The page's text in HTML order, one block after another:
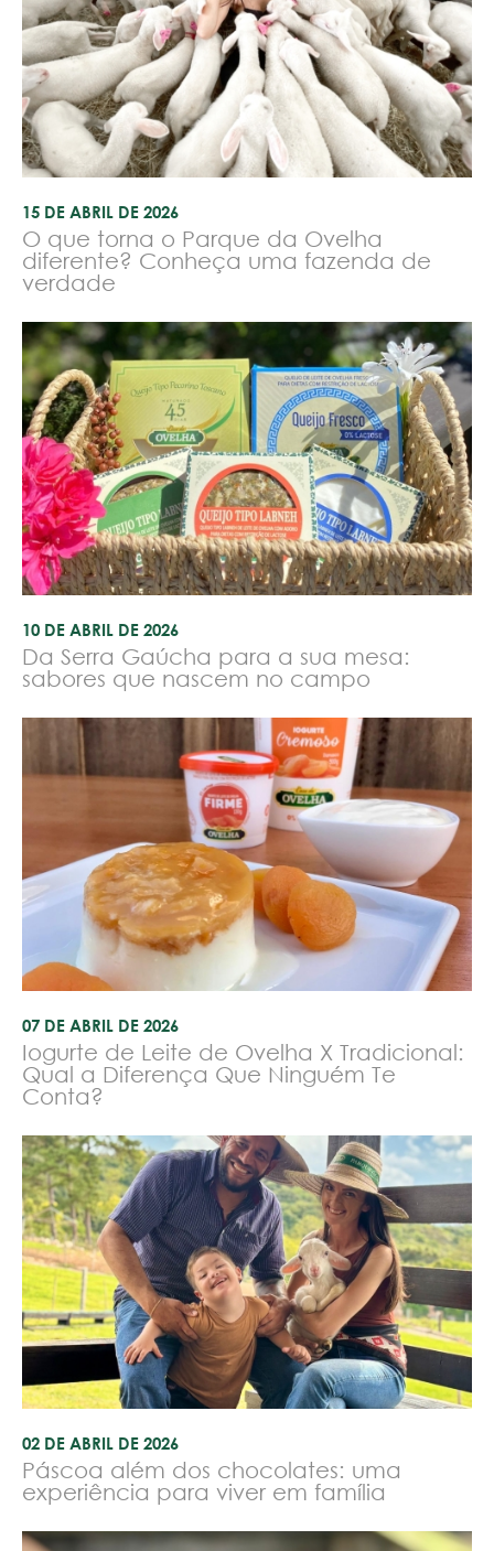
15 DE ABRIL DE 2026
O que torna o Parque da Ovelha
diferente? Conheça uma fazenda de
verdade
10 DE ABRIL DE 2026
Da Serra Gaúcha para a sua mesa:
sabores que nascem no campo
07 DE ABRIL DE 2026
Iogurte de Leite de Ovelha X Tradicional:
Qual a Diferença Que Ninguém Te
Conta?
02 DE ABRIL DE 2026
Páscoa além dos chocolates: uma
experiência para viver em família